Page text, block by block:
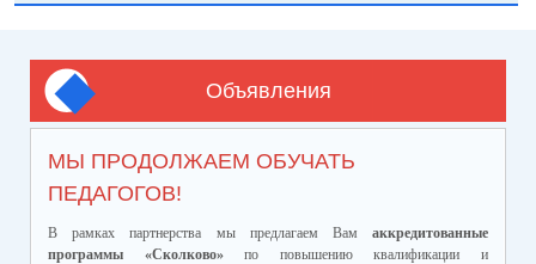
Объявления
МЫ ПРОДОЛЖАЕМ ОБУЧАТЬ
ПЕДАГОГОВ!
В рамках партнерства мы предлагаем Вам аккредитованные
программы «Сколково»по повышению квалификации и